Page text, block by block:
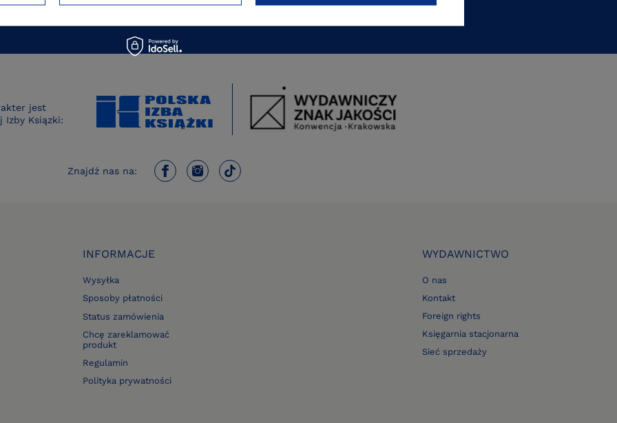
jest
Izby Ksiązki:
Znajdź nas na:
INFORMACJE
Wysyłka
Sposoby płatności
Status zamówienia
Chcę zareklamować
produkt
Regulamin
Polityka prywatności
WYDAWNICTWO
O nas
Kontakt
Foreign rights
Księgarnia stacjonarna
Sieć sprzedaży